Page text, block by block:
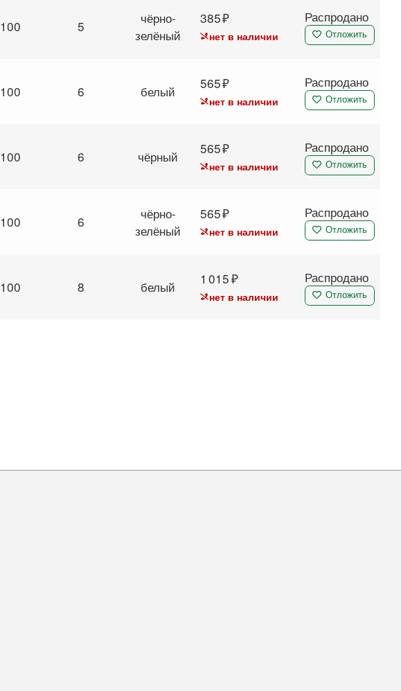
100 5
чёрно-
зелёный
385
нет в наличии
Распродано
Отложить
100 6 белый 565
нет в наличии
Распродано
Отложить
100 6 чёрный 565
нет в наличии
Распродано
Отложить
100 6
чёрно-
зелёный
565
нет в наличии
Распродано
Отложить
100 8 белый 1 015
нет в наличии
Распродано
Отложить